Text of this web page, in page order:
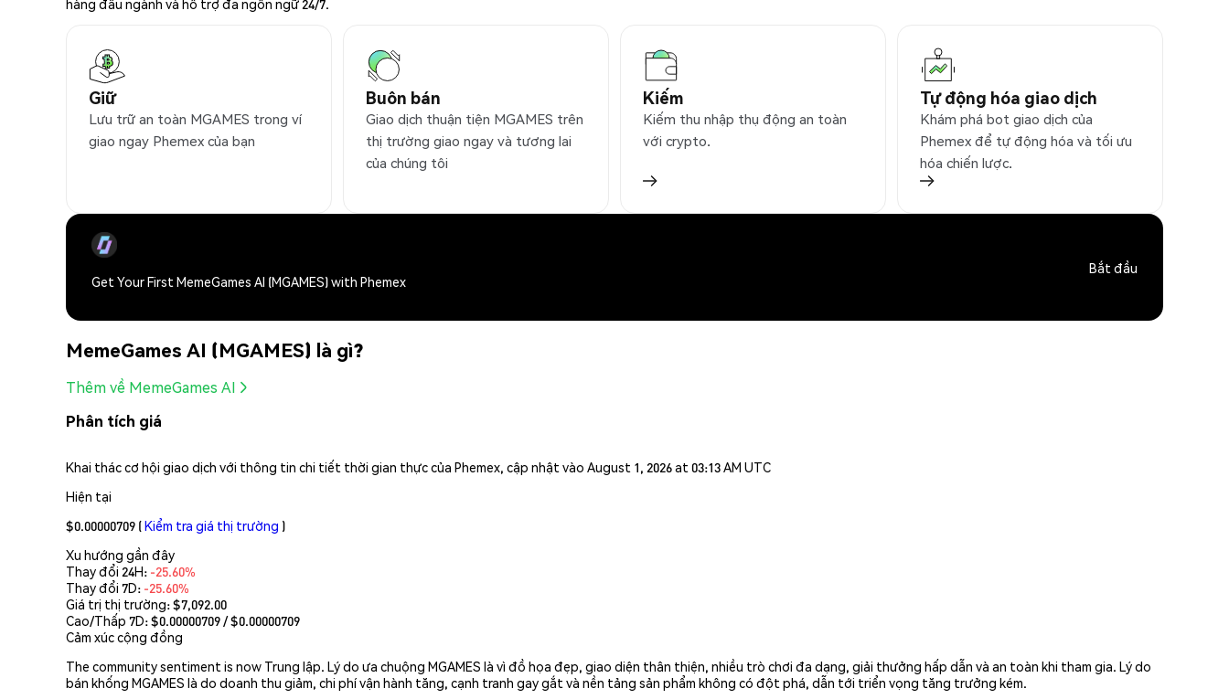
hàng đầu ngành và hỗ trợ đa ngôn ngữ 24/7.
Giữ
Lưu trữ an toàn MGAMES trong ví
giao ngay Phemex của bạn
Buôn bán
Giao dịch thuận tiện MGAMES trên
thị trường giao ngay và tương lai
của chúng tôi
Kiếm
Kiếm thu nhập thụ động an toàn
với crypto.
Tự động hóa giao dịch
Khám phá bot giao dịch của
Phemex để tự động hóa và tối ưu
hóa chiến lược.
Get Your First MemeGames AI (MGAMES) with Phemex
Bắt đầu
MemeGames AI (MGAMES) là gì?
Thêm về MemeGames AI
Phân tích giá
Khai thác cơ hội giao dịch với thông tin chi tiết thời gian thực của Phemex, cập nhật vào August 1, 2026 at 03:13 AM UTC
Hiện tại
$0.00000709 (Kiểm tra giá thị trường )
Xu hướng gần đây
Thay đổi 24H: -25.60%
Thay đổi 7D: -25.60%
Giá trị thị trường:$7,092.00
Cao/Thấp 7D: $0.00000709/ $0.00000709
Cảm xúc cộng đồng
The community sentiment is now Trung lập. Lý do ưa chuộng MGAMES là vì đồ họa đẹp, giao diện thân thiện, nhiều trò chơi đa dạng, giải thưởng hấp dẫn và an toàn khi tham gia. Lý do
bán khống MGAMES là do doanh thu giảm, chi phí vận hành tăng, cạnh tranh gay gắt và nền tảng sản phẩm không có đột phá, dẫn tới triển vọng tăng trưởng kém.